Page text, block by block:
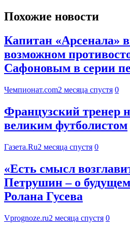
Похожие новости
Капитан «Арсенала»
возможном
Сафоновым в серии
Чемпионат.com2 месяца спустя 0
Французский тренер
великим футболистом
Газета.Ru2 месяца спустя 0
«Есть смысл
Петрушин – о
Ролана Гусева
Vprognoze.ru2 месяца спустя 0